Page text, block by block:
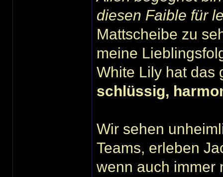
diesen Faible für
Mattscheibe zu
meine
White Lily hat das
schlüssig,
Wir sehen
Teams, erleben
wenn auch immer